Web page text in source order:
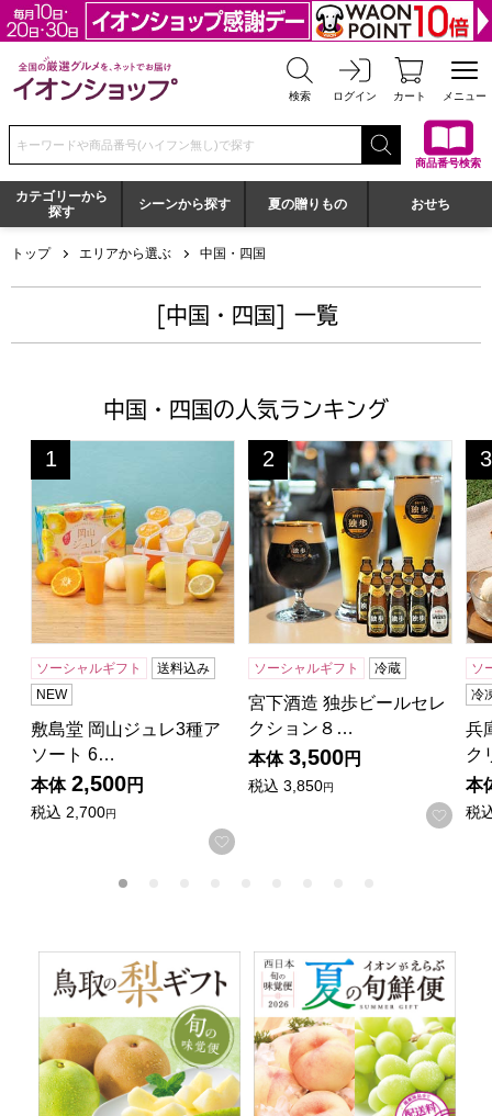
全国の厳選グルメを、ネットでお届け イオンショップ
検索 ログイン カート メニュー
検索キーワードまたは商品番号を入力してください
商品番号検索
カテゴリーから
探す
シーンから探す 夏の贈りもの おせち
トップ エリアから選ぶ 中国・四国
[中国・四国] 一覧
中国・四国の人気ランキング
敷島堂 岡山ジュレ3種アソート 6本入【NN】
1
位
ソーシャルギフト
送料込み
NEW
敷島堂 岡山ジュレ3種ア
ソート 6…
本体 2,500円
税込 2,700円
お気に入りに登録する
宮下酒造 独歩ビールセレク
2
位
ソーシャルギフト 冷蔵
宮下酒造 独歩ビールセレ
クション８…
本体 3,500円
税込 3,850円
お気
3
位
ソ
冷
兵
ク
本
税